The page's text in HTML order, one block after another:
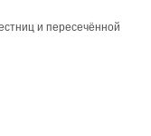
и пересечённой